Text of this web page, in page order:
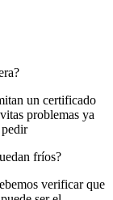
un certificado
problemas ya
fríos?
verificar que